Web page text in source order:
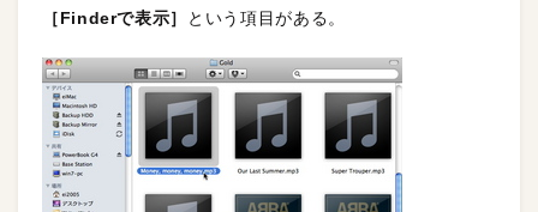
［Finderで表示］
という項目がある。